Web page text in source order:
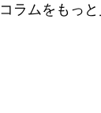
コラムをもっと